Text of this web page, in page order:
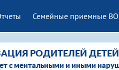
Семейные приемные
РОДИТЕЛЕЙ
с ментальными и иными